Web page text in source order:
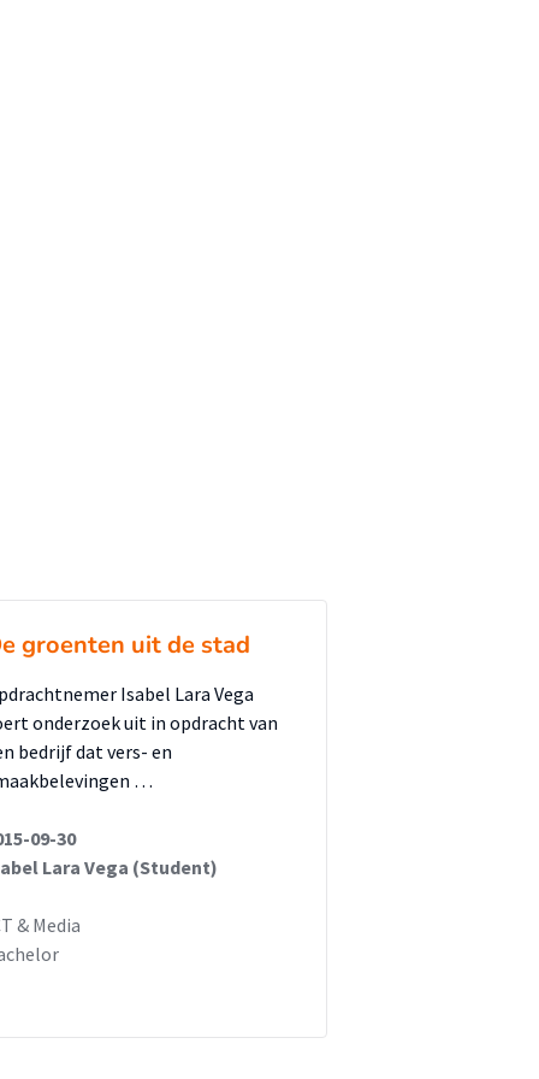
groenten uit de stad
Isabel Lara Vega
onderzoek uit in opdracht van
bedrijf dat vers- en
…
09-30
Lara Vega (Student)
& Media